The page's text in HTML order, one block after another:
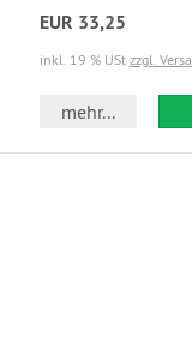
EUR 33,25
inkl. 19 % USt zzgl.
mehr...